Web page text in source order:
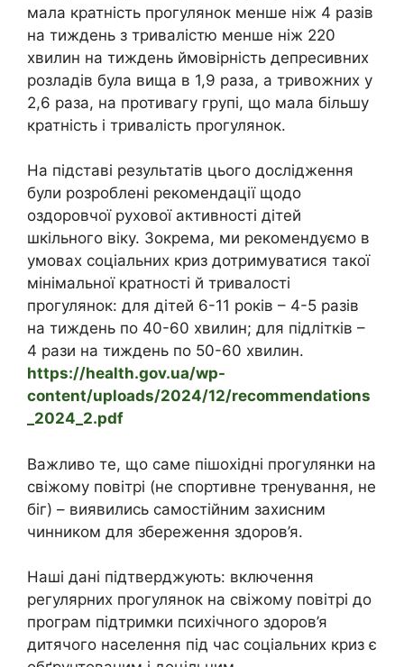
мала кратність прогулянок менше ніж 4 разів
на тиждень з тривалістю менше ніж 220
хвилин на тиждень ймовірність депресивних
розладів була вища в 1,9 раза, а тривожних у
2,6 раза, на противагу групі, що мала більшу
кратність і тривалість прогулянок.
На підставі результатів цього дослідження
були розроблені рекомендації щодо
оздоровчої рухової активності дітей
шкільного віку. Зокрема, ми рекомендуємо в
умовах соціальних криз дотримуватися такої
мінімальної кратності й тривалості
прогулянок: для дітей 6-11 років – 4-5 разів
на тиждень по 40-60 хвилин; для підлітків –
4 рази на тиждень по 50-60 хвилин.
https://health.gov.ua/wp-
content/uploads/2024/12/recommendations
_2024_2.pdf
Важливо те, що саме пішохідні прогулянки на
свіжому повітрі (не спортивне тренування, не
біг) – виявились самостійним захисним
чинником для збереження здоров’я.
Наші дані підтверджують: включення
регулярних прогулянок на свіжому повітрі до
програм підтримки психічного здоров’я
дитячого населення під час соціальних криз є